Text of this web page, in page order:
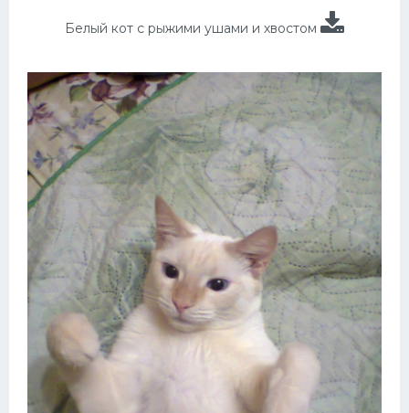
Белый кот с рыжими ушами и хвостом